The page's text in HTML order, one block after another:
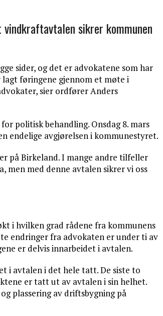
sikrer kommunen
sider, og det er advokatene som har
føringene gjennom et møte i
sier ordfører Anders
politisk behandling. Onsdag 8. mars
endelige avgjørelsen i kommunestyret.
på Birkeland. I mange andre tilfeller
med denne avtalen sikrer vi oss
i hvilken grad rådene fra kommunens
endringer fra advokaten er under ti av
er delvis innarbeidet i avtalen.
i avtalen i det hele tatt. De siste to
er tatt ut av avtalen i sin helhet.
plassering av driftsbygning på